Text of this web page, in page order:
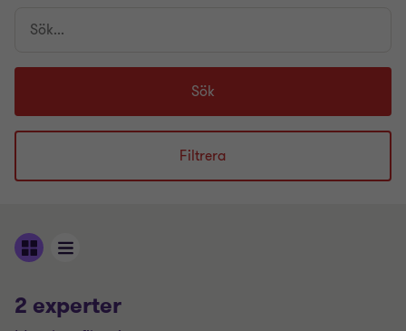
Filtrera
Sök
2 experter